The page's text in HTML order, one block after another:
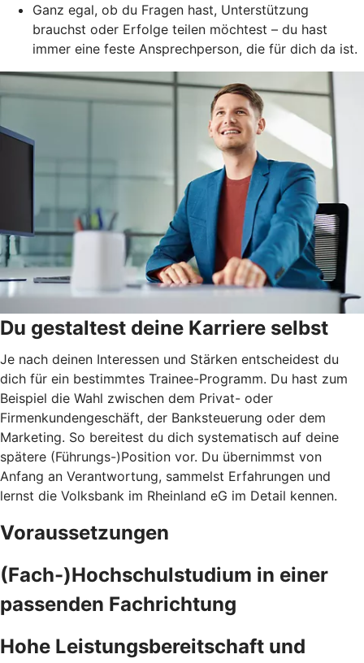
Ganz egal, ob du Fragen hast, Unterstützung
brauchst oder Erfolge teilen möchtest – du hast
immer eine feste Ansprechperson, die für dich da ist.
Du gestaltest deine Karriere selbst
Je nach deinen Interessen und Stärken entscheidest du
dich für ein bestimmtes Trainee-Programm. Du hast zum
Beispiel die Wahl zwischen dem Privat- oder
Firmenkundengeschäft, der Banksteuerung oder dem
Marketing. So bereitest du dich systematisch auf deine
spätere (Führungs-)Position vor. Du übernimmst von
Anfang an Verantwortung, sammelst Erfahrungen und
lernst die Volksbank im Rheinland eG im Detail kennen.
Voraussetzungen
(Fach-)Hochschulstudium in einer
passenden Fachrichtung
Hohe Leistungsbereitschaft und